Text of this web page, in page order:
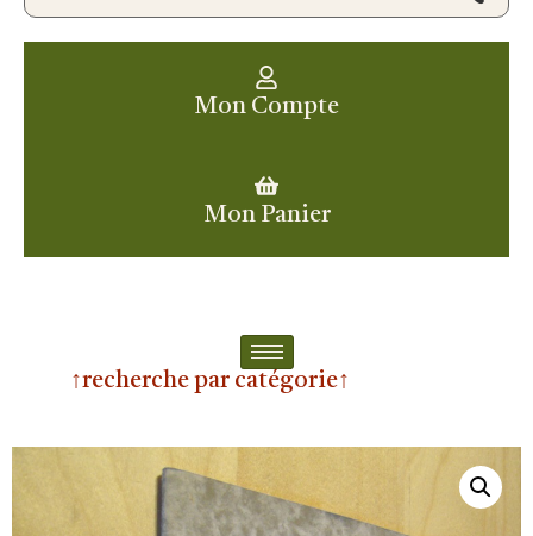
Mon Compte
Mon Panier
↑recherche par catégorie↑